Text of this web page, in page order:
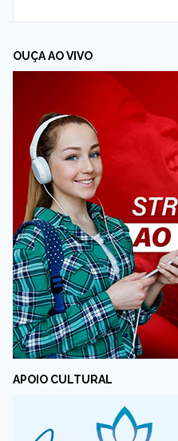
OUÇA AO VIVO
APOIO CULTURAL